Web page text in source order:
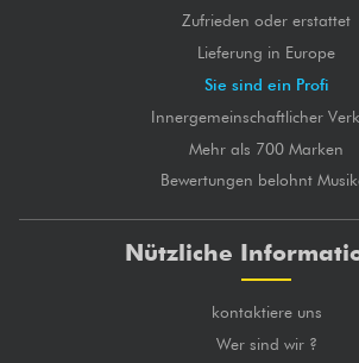
Zufrieden oder erstattet
Lieferung in Europe
Sie sind ein Profi
Innergemeinschaftlicher
Mehr als 700 Marken
Bewertungen belohnt
Nützliche
kontaktiere uns
Wer sind wir ?